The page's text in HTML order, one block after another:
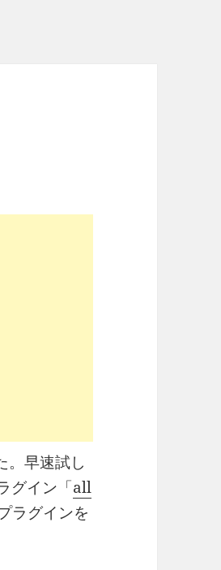
。早速試し
グイン「all
ラグインを